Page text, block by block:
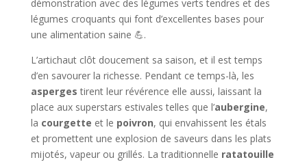
démonstration avec des légumes verts tendres et des
légumes croquants qui font d’excellentes bases pour
une alimentation saine 💪.
L’artichaut clôt doucement sa saison, et il est temps
d’en savourer la richesse. Pendant ce temps-là, les
asperges tirent leur révérence elle aussi, laissant la
place aux superstars estivales telles que l’aubergine,
la courgette et le poivron, qui envahissent les étals
et promettent une explosion de saveurs dans les plats
mijotés, vapeur ou grillés. La traditionnelle ratatouille